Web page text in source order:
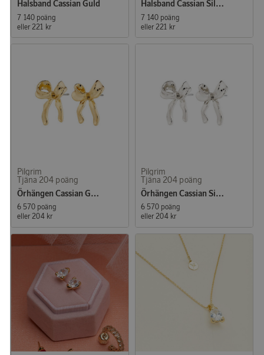
Halsband Cassian Guld
7 140 poäng
eller 221 kr
Halsband Cassian Silver
7 140 poäng
eller 221 kr
Pilgrim
Tjäna 204 poäng
Örhängen Cassian Guld
6 570 poäng
eller 204 kr
Pilgrim
Tjäna 204 poäng
Örhängen Cassian Silver
6 570 poäng
eller 204 kr